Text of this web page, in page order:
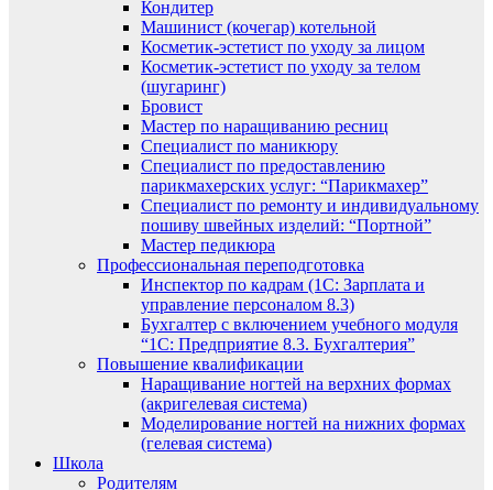
Кондитер
Машинист (кочегар) котельной
Косметик-эстетист по уходу за лицом
Косметик-эстетист по уходу за телом
(шугаринг)
Бровист
Мастер по наращиванию ресниц
Специалист по маникюру
Специалист по предоставлению
парикмахерских услуг: “Парикмахер”
Специалист по ремонту и индивидуальному
пошиву швейных изделий: “Портной”
Мастер педикюра
Профессиональная переподготовка
Инспектор по кадрам (1С: Зарплата и
управление персоналом 8.3)
Бухгалтер с включением учебного модуля
“1С: Предприятие 8.3. Бухгалтерия”
Повышение квалификации
Наращивание ногтей на верхних формах
(акригелевая система)
Моделирование ногтей на нижних формах
(гелевая система)
Школа
Родителям